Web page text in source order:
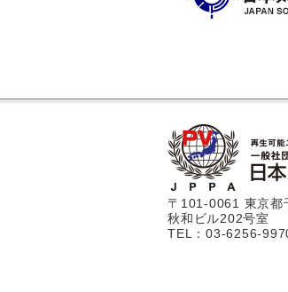
〒101-0061 東京都
秋和ビル202号室
TEL：03-6256-